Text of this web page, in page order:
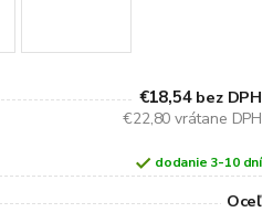
€18,54 bez DPH
€22,80 vrátane DPH
dodanie 3-10 dní
Oceľ